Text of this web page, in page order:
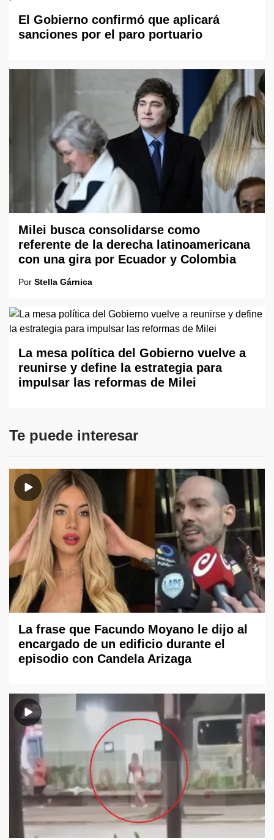
El Gobierno confirmó que aplicará
sanciones por el paro portuario
Milei busca consolidarse como
referente de la derecha latinoamericana
con una gira por Ecuador y Colombia
Por Stella Gárnica
La mesa política del Gobierno vuelve a
reunirse y define la estrategia para
impulsar las reformas de Milei
Te puede interesar
La frase que Facundo Moyano le dijo al
encargado de un edificio durante el
episodio con Candela Arizaga